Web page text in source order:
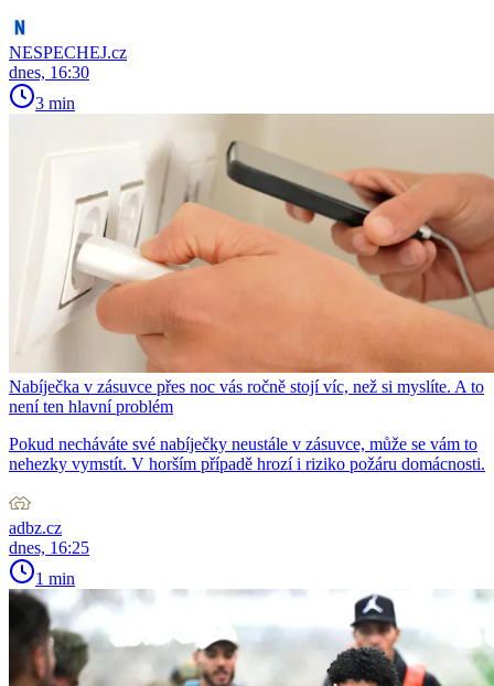
NESPECHEJ.cz
dnes, 16:30
3 min
Nabíječka v zásuvce přes noc vás ročně stojí víc, než si myslíte. A to
není ten hlavní problém
Pokud necháváte své nabíječky neustále v zásuvce, může se vám to
nehezky vymstít. V horším případě hrozí i riziko požáru domácnosti.
adbz.cz
dnes, 16:25
1 min